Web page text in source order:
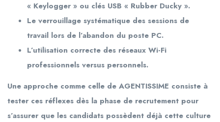
« Keylogger » ou clés USB « Rubber Ducky ».
Le verrouillage systématique des sessions de
travail lors de l’abandon du poste PC.
L’utilisation correcte des réseaux Wi-Fi
professionnels versus personnels.
Une approche comme celle de AGENTISSIME consiste à
tester ces réflexes dès la phase de recrutement pour
s’assurer que les candidats possèdent déjà cette culture